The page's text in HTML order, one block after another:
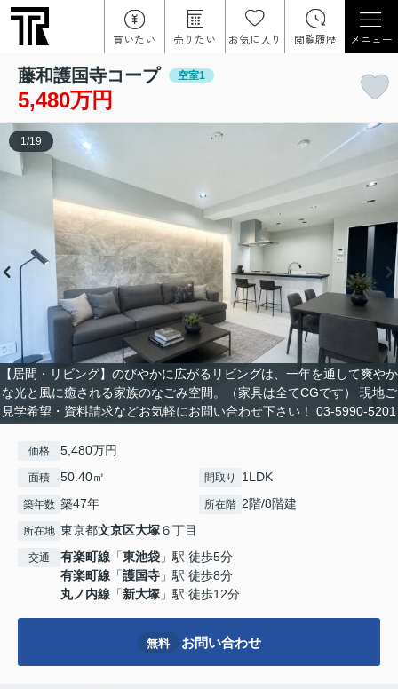
買いたい 売りたい お気に入り 閲覧履歴 メニュー
藤和護国寺コープ 空室1
5,480万円
【居間・リビング】のびやかに広がるリビングは、一年を通して爽やか
な光と風に癒される家族のなごみ空間。（家具は全てCGです） 現地ご
見学希望・資料請求などお気軽にお問い合わせ下さい！ 03-5990-5201
1 /19
価格 5,480万円
面積 50.40㎡ 間取り 1LDK
築年数 築47年 所在階 2階/8階建
所在地 東京都文京区大塚６丁目
交通 有楽町線 「東池袋 」駅 徒歩5分
有楽町線 「護国寺 」駅 徒歩8分
丸ノ内線 「新大塚 」駅 徒歩12分
無料 お問い合わせ